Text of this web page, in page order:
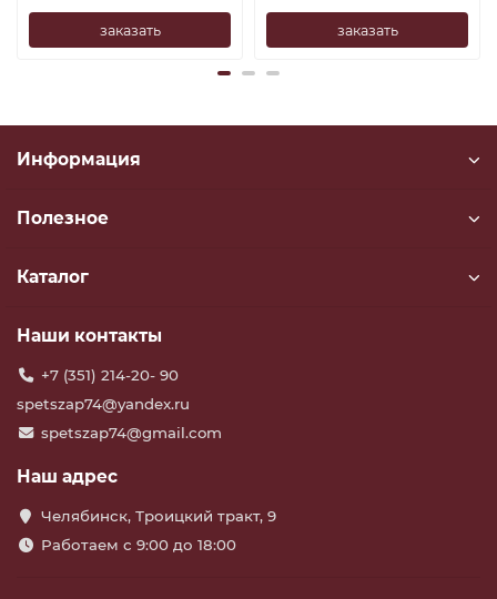
заказать заказать
Информация
Полезное
Каталог
Наши контакты
+7 (351) 214-20- 90
spetszap74@yandex.ru
spetszap74@gmail.com
Наш адрес
Челябинск, Троицкий тракт, 9
Работаем с 9:00 до 18:00